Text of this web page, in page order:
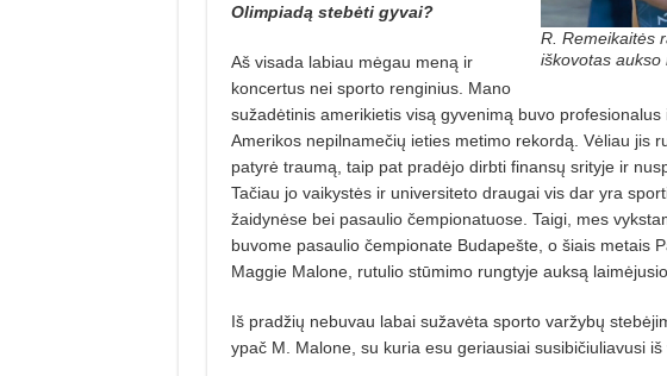
R. Remeikaitės
iškovotas aukso
Olimpiadą stebėti gyvai?
Aš visada labiau mėgau meną ir
koncertus nei sporto renginius. Mano
sužadėtinis amerikietis visą gyvenimą buvo
Amerikos nepilnamečių ieties metimo rekordą. Vėliau jis
patyrė traumą, taip pat pradėjo dirbti finansų srityje ir
Tačiau jo vaikystės ir universiteto draugai vis dar yra
žaidynėse bei pasaulio čempionatuose. Taigi, mes
buvome pasaulio čempionate Budapešte, o šiais metais
Maggie Malone, rutulio stūmimo rungtyje auksą
Iš pradžių nebuvau labai sužavėta sporto varžybų
ypač M. Malone, su kuria esu geriausiai susibičiuliavusi